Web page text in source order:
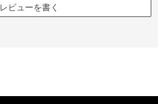
レビューを書く